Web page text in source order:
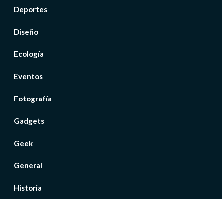
Deportes
Diseño
Ecología
Eventos
Fotografía
Gadgets
Geek
General
Historia